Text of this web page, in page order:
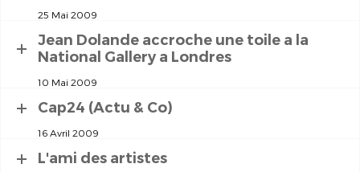
25 Mai 2009
Jean Dolande accroche une toile a la
National Gallery a Londres
10 Mai 2009
Cap24 (Actu & Co)
16 Avril 2009
L'ami des artistes